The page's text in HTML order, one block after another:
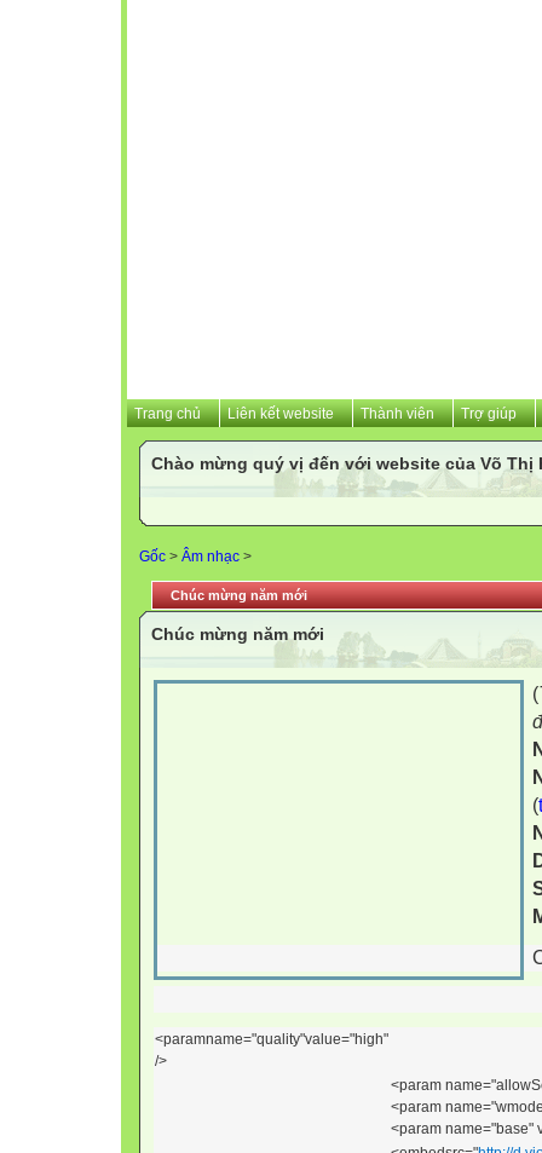
Trang chủ Liên kết website Thành viên Trợ giúp
Chào mừng quý vị đến với website của Võ Thị
Gốc > Âm nhạc >
Chúc mừng năm mới
Chúc mừng năm mới
(
(
<paramname="quality"value="high"
/>
<param name="
<param name="
<param name="base"